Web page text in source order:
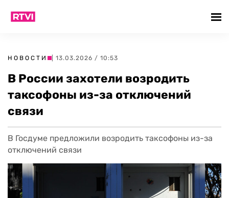
НОВОСТИ | 13.03.2026 / 10:53
В России захотели возродить
таксофоны из-за отключений
связи
В Госдуме предложили возродить таксофоны из-за
отключений связи